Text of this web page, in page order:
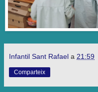
Infantil Sant Rafael a 21:59
Comparteix